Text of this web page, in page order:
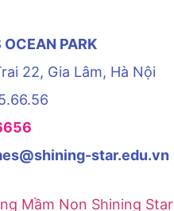
PARK
22, Gia Lâm, Hà Nội
star.edu.vn
Mầm Non Shining Star